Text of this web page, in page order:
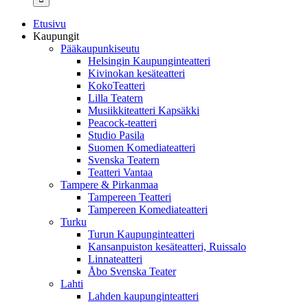
Etusivu
Kaupungit
Pääkaupunkiseutu
Helsingin Kaupunginteatteri
Kivinokan kesäteatteri
KokoTeatteri
Lilla Teatern
Musiikkiteatteri Kapsäkki
Peacock-teatteri
Studio Pasila
Suomen Komediateatteri
Svenska Teatern
Teatteri Vantaa
Tampere & Pirkanmaa
Tampereen Teatteri
Tampereen Komediateatteri
Turku
Turun Kaupunginteatteri
Kansanpuiston kesäteatteri, Ruissalo
Linnateatteri
Åbo Svenska Teater
Lahti
Lahden kaupunginteatteri